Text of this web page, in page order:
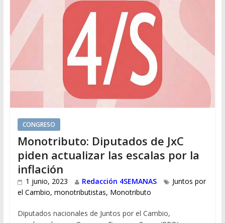
CONGRESO
Monotributo: Diputados de JxC
piden actualizar las escalas por la
inflación
1 junio, 2023 Redacción 4SEMANAS
Juntos por
el Cambio, monotributistas, Monotributo
Diputados nacionales de Juntos por el Cambio,